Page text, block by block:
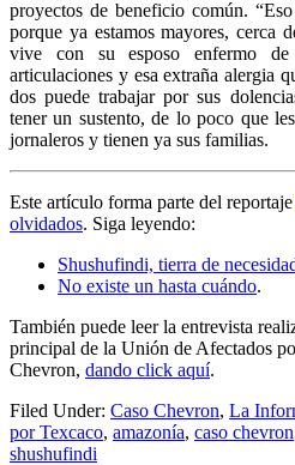
proyectos de beneficio común.
porque ya estamos mayores, cerca
vive con su esposo enfermo de
articulaciones y esa extraña alergia
dos puede trabajar por sus
tener un sustento, de lo poco que
jornaleros y tienen ya sus familias.
Este artículo forma parte del reportaje
olvidados. Siga leyendo:
Shushufindi, tierra de
No existe un hasta cuándo.
También puede leer la entrevista
principal de la Unión de Afectados
Chevron, dando click aquí.
Filed Under: Caso Chevron, La
por Texcaco, amazonía, caso chevron
shushufindi